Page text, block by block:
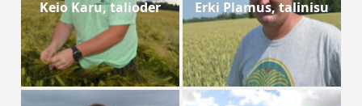
Keio Karu, talioder Erki Plamus, talinisu